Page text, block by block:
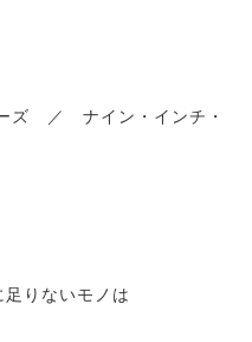
ズ ／ ナイン・インチ・
りないモノは